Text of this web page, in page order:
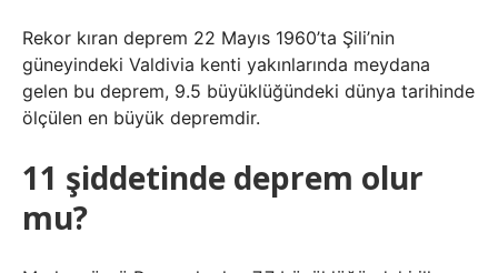
Rekor kıran deprem 22 Mayıs 1960’ta Şili’nin
güneyindeki Valdivia kenti yakınlarında meydana
gelen bu deprem, 9.5 büyüklüğündeki dünya tarihinde
ölçülen en büyük depremdir.
11 şiddetinde deprem olur
mu?